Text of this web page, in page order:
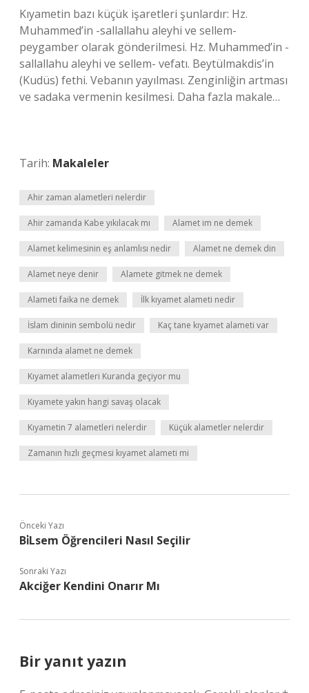
Kıyametin bazı küçük işaretleri şunlardır: Hz.
Muhammed’in -sallallahu aleyhi ve sellem-
peygamber olarak gönderilmesi. Hz. Muhammed’in -
sallallahu aleyhi ve sellem- vefatı. Beytülmakdis’in
(Kudüs) fethi. Vebanın yayılması. Zenginliğin artması
ve sadaka vermenin kesilmesi. Daha fazla makale…
Tarih: Makaleler
Ahir zaman alametleri nelerdir
Ahir zamanda Kabe yıkılacak mı Alamet im ne demek
Alamet kelimesinin eş anlamlısı nedir Alamet ne demek din
Alamet neye denir Alamete gitmek ne demek
Alameti faika ne demek İlk kıyamet alameti nedir
İslam dininin sembolü nedir Kaç tane kıyamet alameti var
Karnında alamet ne demek
Kıyamet alametleri Kuranda geçiyor mu
Kıyamete yakın hangi savaş olacak
Kıyametin 7 alametleri nelerdir Küçük alametler nelerdir
Zamanın hızlı geçmesi kıyamet alameti mi
Önceki Yazı
Bi̇Lsem Öğrencileri Nasıl Seçilir
Sonraki Yazı
Akciğer Kendini Onarır Mı
Bir yanıt yazın